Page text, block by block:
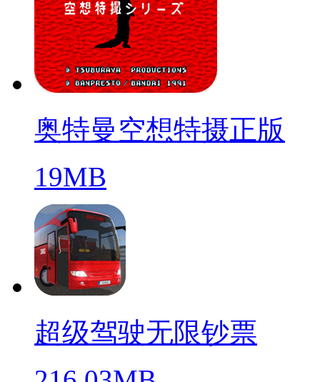
奥特曼空想特摄正版
19MB
超级驾驶无限钞票